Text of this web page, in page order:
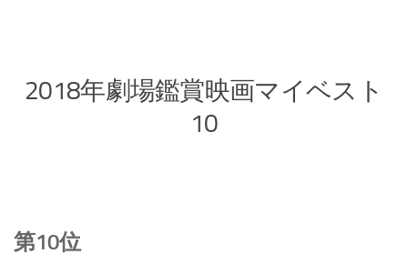
2018年劇場鑑賞映画マイベスト
10
第10位